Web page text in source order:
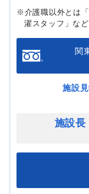
※介護職以外とは
濯スタッフ」な
関
施設
施設長